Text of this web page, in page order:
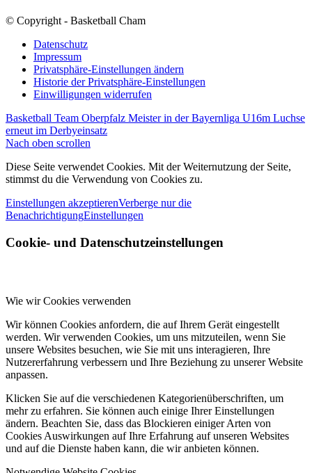
© Copyright - Basketball Cham
Datenschutz
Impressum
Privatsphäre-Einstellungen ändern
Historie der Privatsphäre-Einstellungen
Einwilligungen widerrufen
Basketball Team Oberpfalz Meister in der Bayernliga U16m Luchse
erneut im Derbyeinsatz
Nach oben scrollen
Diese Seite verwendet Cookies. Mit der Weiternutzung der Seite,
stimmst du die Verwendung von Cookies zu.
Einstellungen akzeptierenVerberge nur die
BenachrichtigungEinstellungen
Cookie- und Datenschutzeinstellungen
Wie wir Cookies verwenden
Wir können Cookies anfordern, die auf Ihrem Gerät eingestellt
werden. Wir verwenden Cookies, um uns mitzuteilen, wenn Sie
unsere Websites besuchen, wie Sie mit uns interagieren, Ihre
Nutzererfahrung verbessern und Ihre Beziehung zu unserer Website
anpassen.
Klicken Sie auf die verschiedenen Kategorienüberschriften, um
mehr zu erfahren. Sie können auch einige Ihrer Einstellungen
ändern. Beachten Sie, dass das Blockieren einiger Arten von
Cookies Auswirkungen auf Ihre Erfahrung auf unseren Websites
und auf die Dienste haben kann, die wir anbieten können.